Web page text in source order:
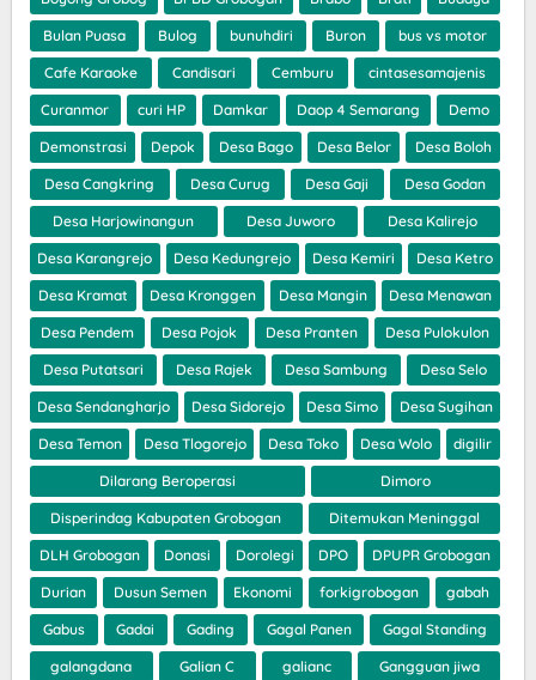
Bulan Puasa Bulog bunuhdiri Buron bus vs motor
Cafe Karaoke Candisari Cemburu cintasesamajenis
Curanmor curi HP Damkar Daop 4 Semarang Demo
Demonstrasi Depok Desa Bago Desa Belor Desa Boloh
Desa Cangkring Desa Curug Desa Gaji Desa Godan
Desa Harjowinangun Desa Juworo Desa Kalirejo
Desa Karangrejo Desa Kedungrejo Desa Kemiri Desa Ketro
Desa Kramat Desa Kronggen Desa Mangin Desa Menawan
Desa Pendem Desa Pojok Desa Pranten Desa Pulokulon
Desa Putatsari Desa Rajek Desa Sambung Desa Selo
Desa Sendangharjo Desa Sidorejo Desa Simo Desa Sugihan
Desa Temon Desa Tlogorejo Desa Toko Desa Wolo digilir
Dilarang Beroperasi Dimoro
Disperindag Kabupaten Grobogan Ditemukan Meninggal
DLH Grobogan Donasi Dorolegi DPO DPUPR Grobogan
Durian Dusun Semen Ekonomi forkigrobogan gabah
Gabus Gadai Gading Gagal Panen Gagal Standing
galangdana Galian C galianc Gangguan jiwa